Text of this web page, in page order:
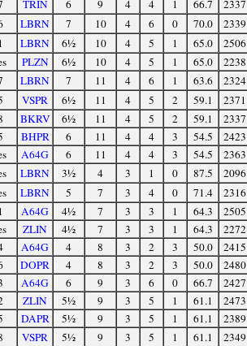
TRIN 6 9 4 4 1 66.7 2337
LBRN 7 10 4 6 0 70.0 2339
LBRN 6½ 10 4 5 1 65.0 2506
PLZN 6½ 10 4 5 1 65.0 2238
LBRN 7 11 4 6 1 63.6 2324
VSPR 6½ 11 4 5 2 59.1 2371
BKRV 6½ 11 4 5 2 59.1 2337
BHPR 6 11 4 4 3 54.5 2423
A64G 6 11 4 4 3 54.5 2363
LBRN 3½ 4 3 1 0 87.5 2096
LBRN 5 7 3 4 0 71.4 2316
A64G 4½ 7 3 3 1 64.3 2505
ZLIN 4½ 7 3 3 1 64.3 2272
A64G 4 8 3 2 3 50.0 2415
DOPR 4 8 3 2 3 50.0 2480
A64G 6 9 3 6 0 66.7 2427
ZLIN 5½ 9 3 5 1 61.1 2473
DAPR 5½ 9 3 5 1 61.1 2389
VSPR 5½ 9 3 5 1 61.1 2349